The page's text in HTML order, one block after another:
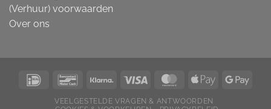
(Verhuur) voorwaarden
Over ons
VEELGESTELDE VRAGEN & ANTWOORDEN